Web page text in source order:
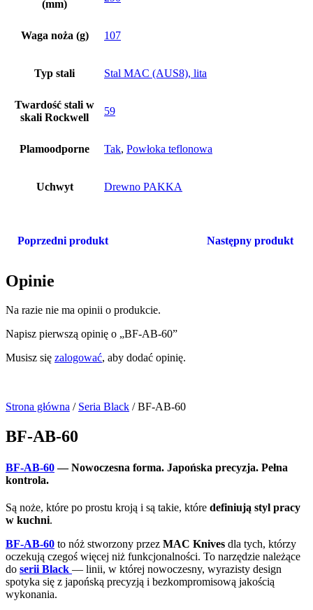
(mm)
Waga noża (g) 107
Typ stali Stal MAC (AUS8), lita
Twardość stali w
skali Rockwell
59
Plamoodporne Tak, Powłoka teflonowa
Uchwyt Drewno PAKKA
Poprzedni produkt Następny produkt
Opinie
Na razie nie ma opinii o produkcie.
Napisz pierwszą opinię o „BF-AB-60”
Musisz się zalogować, aby dodać opinię.
Strona główna / Seria Black / BF-AB-60
BF-AB-60
BF-AB-60— Nowoczesna forma. Japońska precyzja. Pełna
kontrola.
Są noże, które po prostu kroją i są takie, które definiują styl pracy
w kuchni.
BF-AB-60 to nóż stworzony przez MAC Knives dla tych, którzy
oczekują czegoś więcej niż funkcjonalności. To narzędzie należące
do serii Black — linii, w której nowoczesny, wyrazisty design
spotyka się z japońską precyzją i bezkompromisową jakością
wykonania.